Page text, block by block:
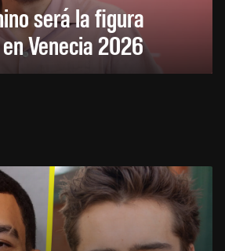
será la figura
Venecia 2026